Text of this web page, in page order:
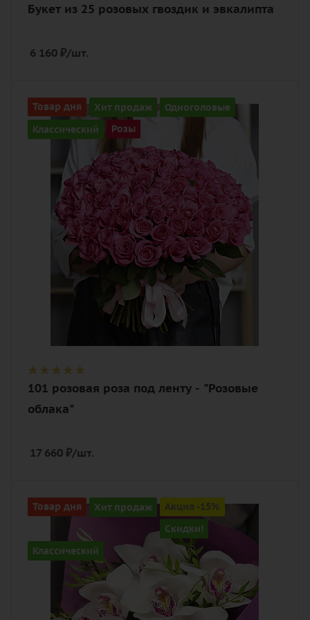
Букет из 25 розовых гвоздик и эвкалипта
6 160 ₽/шт.
Товар дня Хит продаж
Одноголовые
Классический
Розы
Количество
101
розовый
Описание
роза, лента
101 розовая роза под ленту - "Розовые
облака"
17 660 ₽/шт.
Товар дня Хит продаж Акция -15%
Скидки!
Классический
Количество
7
Цвет
белый, нежный, розовый
орхидея, пистация, лента,